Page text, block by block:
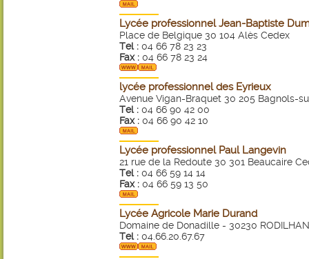
Lycée professionnel Jean-Baptiste
Place de Belgique 30 104 Alès Cedex
Tel : 04 66 78 23 23
Fax : 04 66 78 23 24
lycée professionnel des Eyrieux
Avenue Vigan-Braquet 30 205 Bagnols-
Tel : 04 66 90 42 00
Fax : 04 66 90 42 10
Lycée professionnel Paul Langevin
21 rue de la Redoute 30 301 Beaucaire
Tel : 04 66 59 14 14
Fax : 04 66 59 13 50
Lycée Agricole Marie Durand
Domaine de Donadille - 30230 RODILHAN
Tel : 04.66.20.67.67